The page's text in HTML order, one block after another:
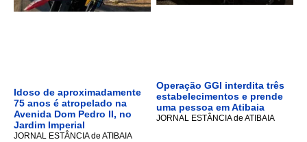
Idoso de aproximadamente
75 anos é atropelado na
Avenida Dom Pedro II, no
Jardim Imperial
JORNAL ESTÂNCIA de ATIBAIA
Operação GGI interdita três
estabelecimentos e prende
uma pessoa em Atibaia
JORNAL ESTÂNCIA de ATIBAIA